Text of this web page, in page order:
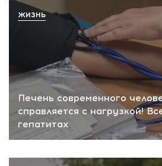
Печень современного
справляется с нагрузкой!
гепатитах
ЖИЗНЬ